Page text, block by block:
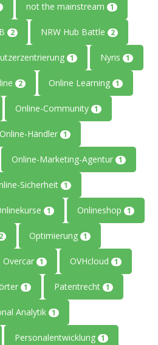
not the mainstream 1
2 NRW Hub Battle 2
1 Nyris 1
2 Online Learning 1
Online-Community 1
Online-Händler 1
Online-Marketing-Agentur 1
Sicherheit 1
1 Onlineshop 1
Optimierung 1
Overcar 1 OVHcloud 1
1 Patentrecht 1
Analytik 1
Personalentwicklung 1